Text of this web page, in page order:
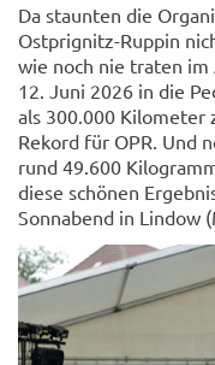
Da staun­ten die
Ostprignitz-​Ruppin
wie noch nie tra­ten
12. Juni 2026 in die
als 300.000 Ki­lo­me­ter
Re­kord für OPR. Und
rund 49.600
diese schö­nen
Sonn­abend in Lin­dow